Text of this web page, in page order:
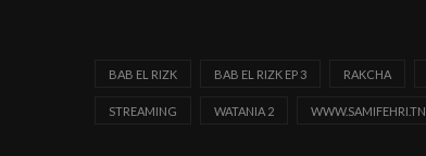
BAB EL RIZK BAB EL RIZK EP 3 RAKCHA
STREAMING WATANIA 2 WWW.SAMIFEHRI.TN